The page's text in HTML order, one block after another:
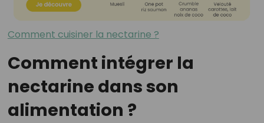
Comment cuisiner la nectarine ?
Comment intégrer la
nectarine dans son
alimentation ?